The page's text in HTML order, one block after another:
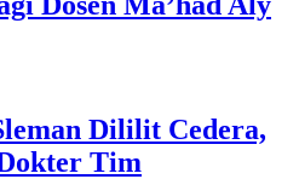
Dililit Cedera,
Tim